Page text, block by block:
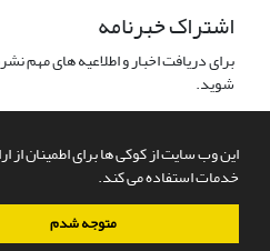
این وب سایت از کوکی ها برای اطمینان از
خدمات استفاده می کند.
متوجه شدم
اشتراک خبرنامه
برای دریافت اخبار و اطلاعیه های مهم
شوید.
سامانه مدیریت نشریات علمی.طراحی و